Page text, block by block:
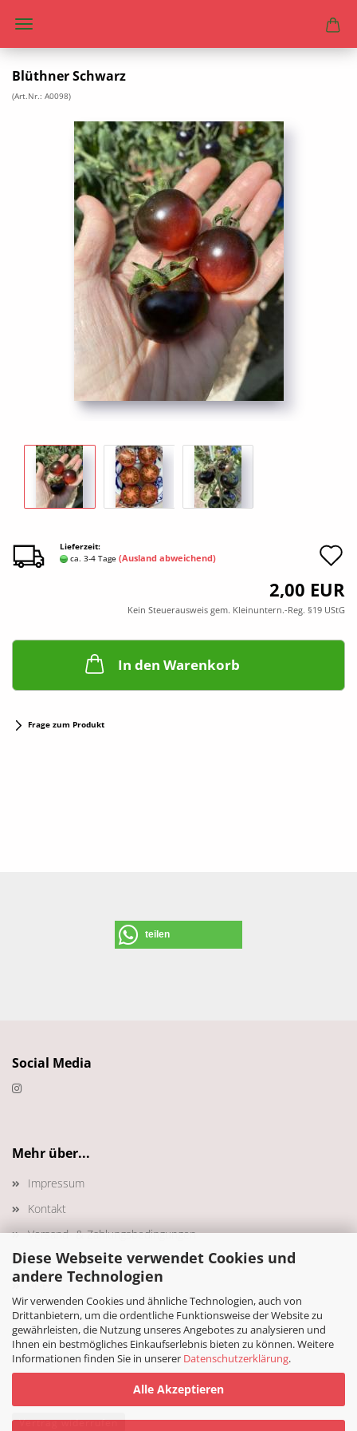
Diese Webseite verwendet Cookies und
andere Technologien
Wir verwenden Cookies und ähnliche Technologien, auch von
Drittanbietern, um die ordentliche Funktionsweise der Website zu
gewährleisten, die Nutzung unseres Angebotes zu analysieren und
Ihnen ein bestmögliches Einkaufserlebnis bieten zu können. Weitere
Informationen finden Sie in unserer Datenschutzerklärung.
Alle Akzeptieren
Blüthner Schwarz
(Art.Nr.: A0098)
Lieferzeit:
ca. 3-4 Tage (Ausland abweichend)
2,00 EUR
Kein Steuerausweis gem. Kleinuntern.-Reg. §19 UStG
In den Warenkorb
Frage zum Produkt
teilen
Social Media
Mehr über...
Impressum
Kontakt
Versand- & Zahlungsbedingungen
Widerrufsrecht & Muster-Widerrufsformular
AGB
Privatsphäre und Datenschutz
Cookie Einstellungen
Vertrag widerrufen